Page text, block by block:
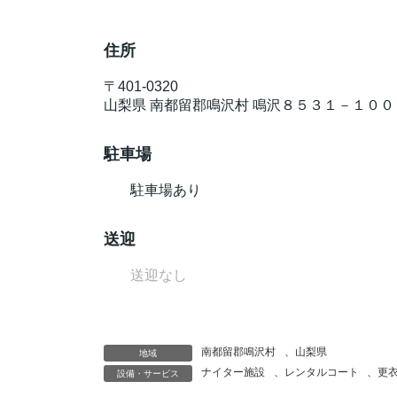
住所
〒 401-0320
山梨県 南都留郡鳴沢村 鳴沢８５３１－１００
駐車場
駐車場あり
送迎
送迎なし
地域 南都留郡鳴沢村 、 山梨県
設備・サービス ナイター施設 、 レンタルコート 、更